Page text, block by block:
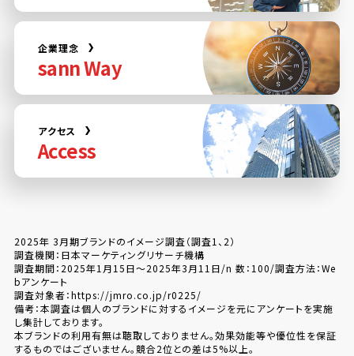
企業理念
sann Way
アクセス
Access
2025年 3月期ブランドのイメージ調査（調査1、2）
調査機関：日本マーケティングリサーチ機構
調査期間：2025年1月15日～2025年3月11日/n 数：100/調査方法：We
bアンケート
調査対象者：https://jmro.co.jp/r0225/
備考：本調査は個人のブランドに対するイメージを元にアンケートを実施
し集計しております。
本ブランドの利用有無は聴取しておりません。効果効能等や優位性を保証
するものではございません。競合2位との差は5%以上。